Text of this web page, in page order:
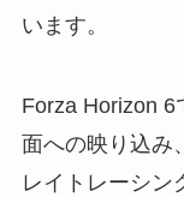
います。
Forza Horizon 6
面への映り込み
レイトレーシン